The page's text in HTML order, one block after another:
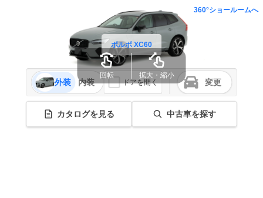
360°ショールームへ
ボルボ XC60
外装 内装 ドアを開く 変更
カタログを見る 中古車を探す
回転 拡大・縮小